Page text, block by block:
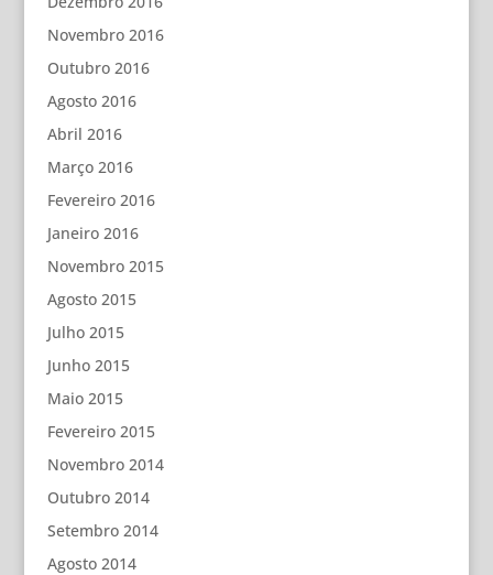
Novembro 2016
Outubro 2016
Agosto 2016
Abril 2016
Março 2016
Fevereiro 2016
Janeiro 2016
Novembro 2015
Agosto 2015
Julho 2015
Junho 2015
Maio 2015
Fevereiro 2015
Novembro 2014
Outubro 2014
Setembro 2014
Agosto 2014